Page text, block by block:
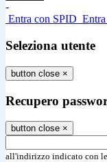
-
Entra con SPID
Seleziona utente
button close ×
Recupero
button close ×
all'indirizzo indicato con